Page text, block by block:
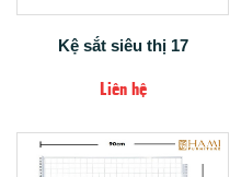
Kệ sắt siêu thị 17
Liên hệ